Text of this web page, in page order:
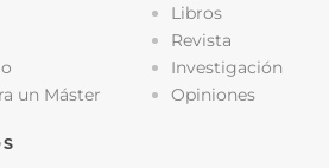
un Máster
Libros
Revista
Investigación
Opiniones